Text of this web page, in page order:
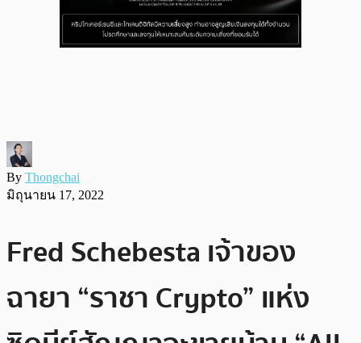
By Thongchai
มิถุนายน 17, 2022
Fred Schebesta เจ้าของ
ฉายา “ราชา Crypto” แห่ง